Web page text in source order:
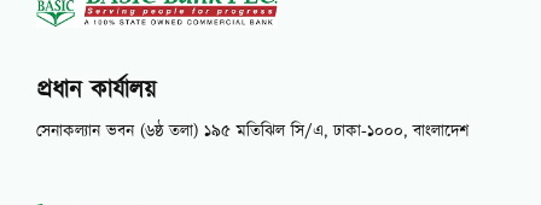
প্রধান কার্যালয়
সেনাকল্যান ভবন (৬ষ্ঠ তলা) ১৯৫ মতিঝিল সি/এ, ঢাকা-১০০০, বাংলাদেশ